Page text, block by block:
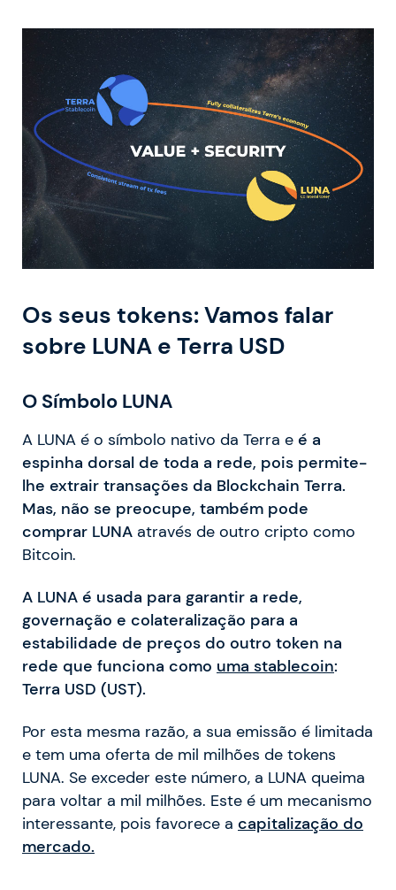
Os seus tokens: Vamos falar
sobre LUNA e Terra USD
O Símbolo LUNA
A LUNA é o símbolo nativo da Terra e é a
espinha dorsal de toda a rede, pois permite-
lhe extrair transações da Blockchain Terra.
Mas, não se preocupe, também pode
comprar LUNA através de outro cripto como
Bitcoin.
A LUNA é usada para garantir a rede,
governação e colateralização para a
estabilidade de preços do outro token na
rede que funciona como uma stablecoin:
Terra USD (UST).
Por esta mesma razão, a sua emissão é limitada
e tem uma oferta de mil milhões de tokens
LUNA. Se exceder este número, a LUNA queima
para voltar a mil milhões. Este é um mecanismo
interessante, pois favorece a capitalização do
mercado.